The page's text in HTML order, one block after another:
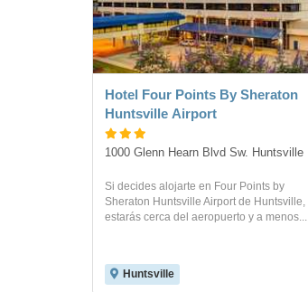
Hotel Four Points By Sheraton
Huntsville Airport
1000 Glenn Hearn Blvd Sw. Huntsville
Si decides alojarte en Four Points by
Sheraton Huntsville Airport de Huntsville,
estarás cerca del aeropuerto y a menos...
Huntsville